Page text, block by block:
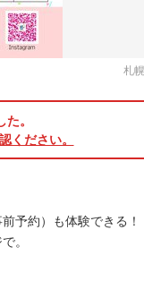
札
。
ください。
前予約）も体験できる
。